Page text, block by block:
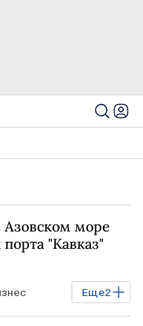
море
"Кавказ"
Еще2